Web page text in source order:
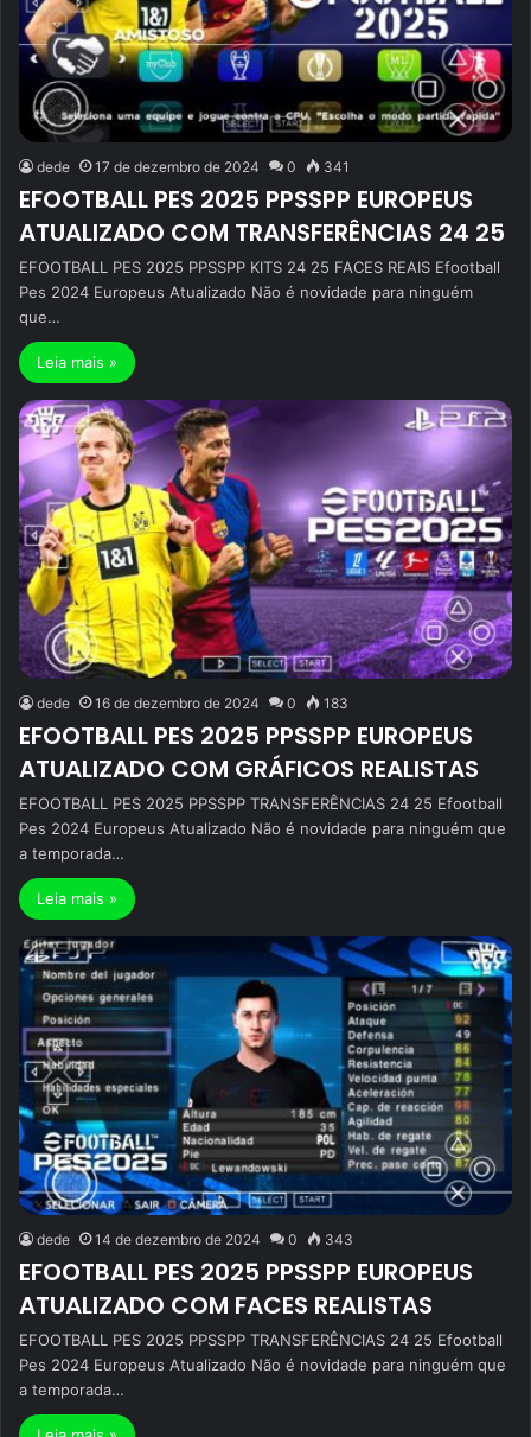
dede 17 de dezembro de 2024 0 341
EFOOTBALL PES 2025 PPSSPP EUROPEUS
ATUALIZADO COM TRANSFERÊNCIAS 24 25
EFOOTBALL PES 2025 PPSSPP KITS 24 25 FACES REAIS Efootball
Pes 2024 Europeus Atualizado Não é novidade para ninguém
que…
Leia mais »
dede 16 de dezembro de 2024 0 183
EFOOTBALL PES 2025 PPSSPP EUROPEUS
ATUALIZADO COM GRÁFICOS REALISTAS
EFOOTBALL PES 2025 PPSSPP TRANSFERÊNCIAS 24 25 Efootball
Pes 2024 Europeus Atualizado Não é novidade para ninguém que
a temporada…
Leia mais »
dede 14 de dezembro de 2024 0 343
EFOOTBALL PES 2025 PPSSPP EUROPEUS
ATUALIZADO COM FACES REALISTAS
EFOOTBALL PES 2025 PPSSPP TRANSFERÊNCIAS 24 25 Efootball
Pes 2024 Europeus Atualizado Não é novidade para ninguém que
a temporada…